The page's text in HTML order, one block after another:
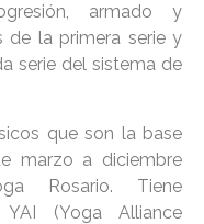
armado y
de la primera serie y
serie del sistema de
que son la base
marzo a diciembre
Rosario. Tiene
YAI (Yoga Alliance